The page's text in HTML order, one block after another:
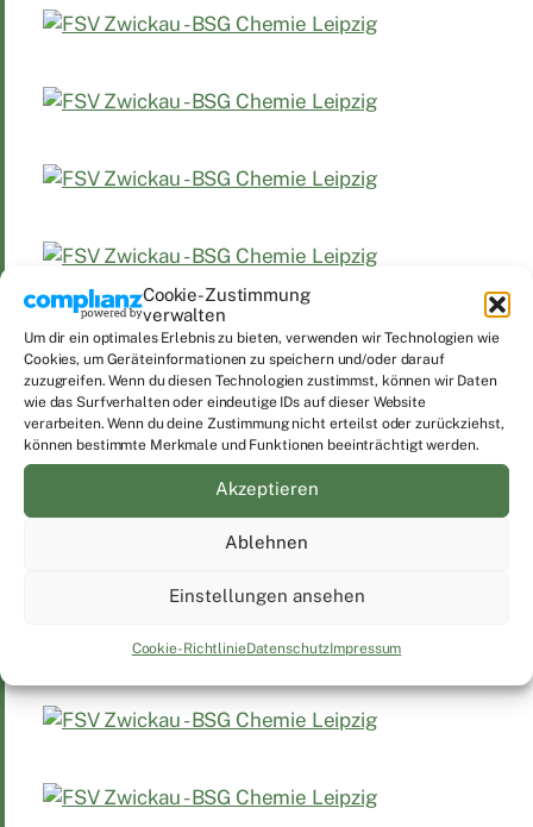
Cookie-Zustimmung
verwalten
Um dir ein optimales Erlebnis zu bieten, verwenden wir Technologien wie
Cookies, um Geräteinformationen zu speichern und/oder darauf
zuzugreifen. Wenn du diesen Technologien zustimmst, können wir Daten
wie das Surfverhalten oder eindeutige IDs auf dieser Website
verarbeiten. Wenn du deine Zustimmung nicht erteilst oder zurückziehst,
können bestimmte Merkmale und Funktionen beeinträchtigt werden.
Akzeptieren
Ablehnen
Einstellungen ansehen
Cookie-RichtlinieDatenschutzImpressum